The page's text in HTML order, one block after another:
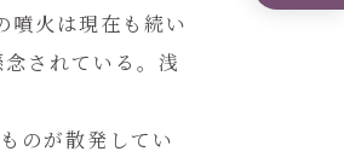
噴火は現在も続い
されている。浅
のが散発してい